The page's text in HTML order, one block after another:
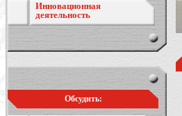
Инновационная
деятельность
Обсудить: